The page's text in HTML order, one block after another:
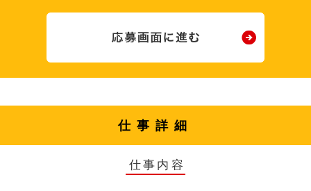
仕事詳細
仕事内容